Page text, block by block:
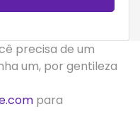
precisa de um
um, por gentileza
para